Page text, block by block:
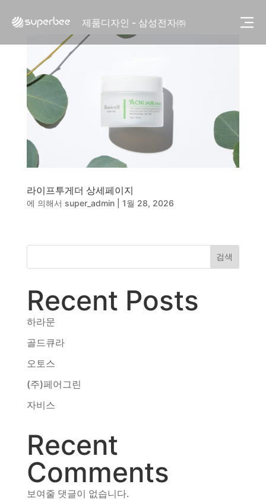
제품디자인 - 삼성전자㈜
동영상, CI - 카피어랜드㈜
웹사이트 - 백조씽크
사진, 광고디자인 - 중외제약
패키지, 디자인 - 고려은단
동영상 - (주)듀오백
동영상 - ㈜고피자
동영상 - 모모스커피㈜
동영상 - 삼양홀딩스
사진, 광고디자인 - (주)화요
사진, 광고디자인 - (주)광주요
웹사이트 - 백조씽크
사진, 광고디자인 - 중외제약
라이프투게더 상세페이지
에 의해서 super_admin| 1월 28, 2026
검색
Recent Posts
하라문
골드큐라
오토스
(주)페어그린
자비스
Recent
Comments
보여줄 댓글이 없습니다.